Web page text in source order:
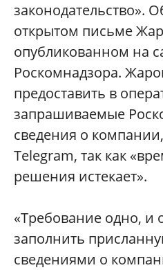
законодательство».
открытом письме
опубликованном на
Роскомнадзора.
предоставить в
запрашиваемые
сведения о
Telegram, так как
решения истекает».
«Требование одно, и
заполнить
сведениями о